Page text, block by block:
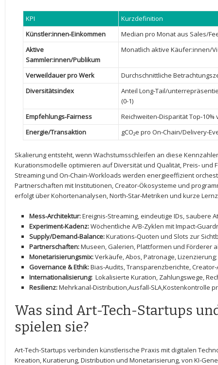
KPI
Kurzdefinition
Künstler:innen‑Einkommen
Median pro Monat ​aus Sales/
Aktive
⁤Sammler:innen/Publikum
Monatlich aktive Käufer:innen/
Verweildauer pro⁢ Werk
Durchschnittliche
Diversitätsindex
Anteil Long‑Tail/
(0-1)
Empfehlungs‑Fairness
Reichweiten‑Disparität Top‑10%
Energie/Transaktion
gCO₂e pro On‑Chain/
Skalierung⁣ entsteht, wenn Wachstumsschleifen an ⁢diese
‌Kurationsmodelle optimieren auf Diversität‌ und⁤ Qualität, Preis‑ ⁢und
Streaming und On‑Chain‑Workloads‌ werden energieeffizient
Partnerschaften mit Institutionen, Creator‑Ökosysteme und
erfolgt über Kohortenanalysen, North‑Star‑Metriken und ⁤kurze
Mess‑Architektur:Ereignis‑Streaming, eindeutige⁣ IDs, saubere
Experiment‑Kadenz:Wöchentliche A/B‑Zyklen⁤ mit
Supply/Demand‑Balance:Kurations‑Quoten und Slots zur
Partnerschaften:⁤Museen, Galerien, Plattformen und Förderer
Monetarisierungsmix:Verkäufe, Abos, Patronage,
Governance & Ethik:Bias‑Audits, Transparenzberichte,
Internationalisierung: Lokalisierte Kuration, Zahlungswege,‍
Resilienz:⁢Mehrkanal‑Distribution,Ausfall‑SLA,Kostenkontrolle
Was⁣ sind Art-Tech-Startups‌
spielen sie?
Art-Tech-Startups verbinden künstlerische Praxis mit digitalen
Kreation, Kuratierung, Distribution und Monetarisierung, von KI-